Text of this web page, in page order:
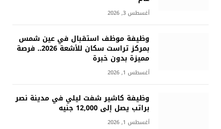
أغسطس 3, 2026
وظيفة موظف استقبال في عين شمس
بمركز تراست سكان للأشعة 2026.. فرصة
مميزة بدون خبرة
أغسطس 1, 2026
وظيفة كاشير شفت ليلي في مدينة نصر
براتب يصل إلى 12,000 جنيه
أغسطس 1, 2026